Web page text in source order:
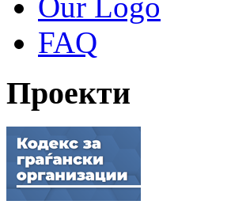
FAQ
Проекти